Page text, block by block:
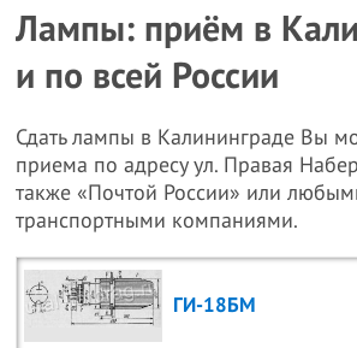
Лампы: приём в
и по всей России
Сдать лампы в Калининграде Вы
приема по адресу ул. Правая
также «Почтой России» или
транспортными компаниями.
ГИ-18БМ